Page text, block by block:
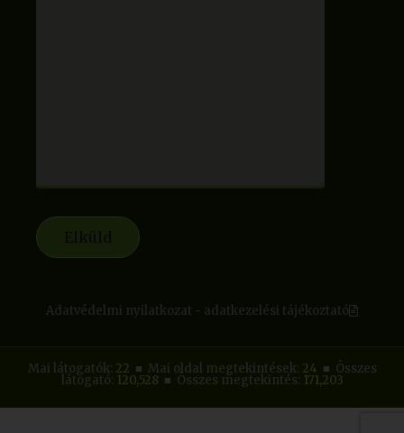
Adatvédelmi nyilatkozat - adatkezelési tájékoztató
Mai látogatók: 22 ■ Mai oldal megtekintések: 24 ■ Összes
látogató: 120,528 ■ Összes megtekintés: 171,203